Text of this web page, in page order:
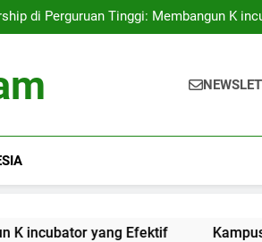
di Perguruan Tinggi: Membangun K
Ramah Lingkungan: Pembaruan dan
di Perguruan Tinggi: Membangun K
Ramah Lingkungan: Pembaruan dan
yang Efektif Kampus yang